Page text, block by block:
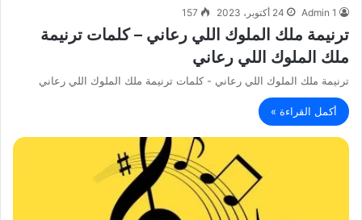
Admin 1 24 أكتوبر، 2023 157
ترنيمة ملك الملوك اللي رعاني – كلمات ترنيمة
ملك الملوك اللي رعاني
ترنيمة ملك الملوك اللي رعاني - كلمات ترنيمة ملك الملوك اللي رعاني
أكمل القراءة »